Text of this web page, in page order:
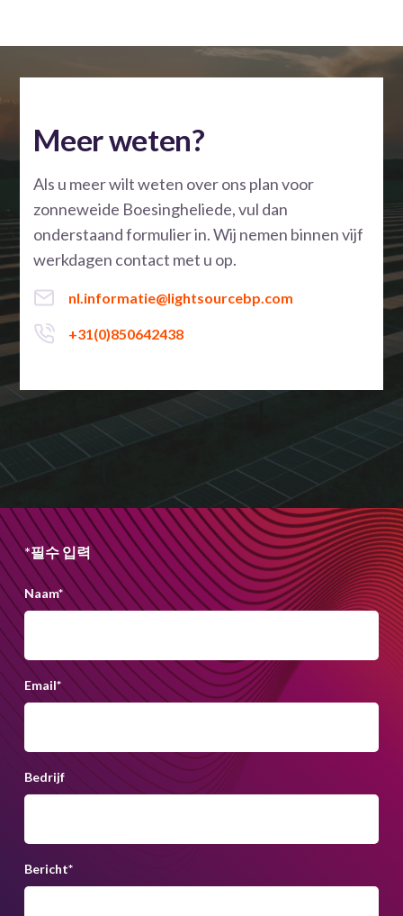
Meer weten?
Als u meer wilt weten over ons plan voor
zonneweide Boesingheliede, vul dan
onderstaand formulier in. Wij nemen binnen vijf
werkdagen contact met u op.
nl.informatie@lightsourcebp.com
+31(0)850642438
*필수 입력
Naam*
Email*
Bedrijf
Bericht*